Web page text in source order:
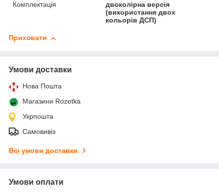
Комплектація
двоколірна версія
(використання двох
кольорів ДСП)
Приховати
Умови доставки
Нова Пошта
Магазини Rozetka
Укрпошта
Самовивіз
Всі умови доставки
Умови оплати